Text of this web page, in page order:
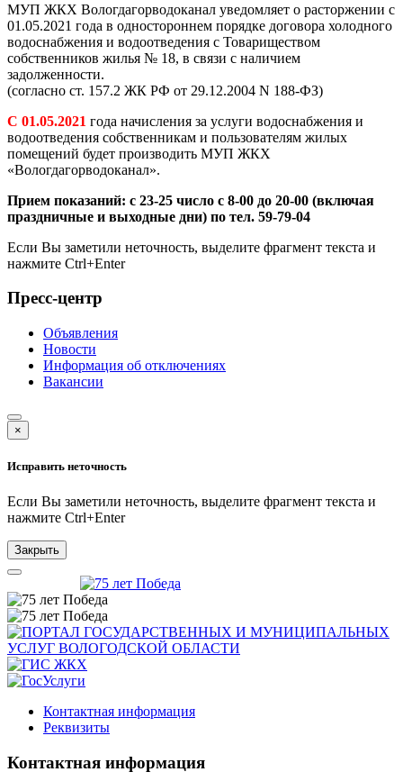
МУП ЖКХ Вологдагорводоканал уведомляет о расторжении с
01.05.2021 года в одностороннем порядке договора холодного
водоснабжения и водоотведения с Товариществом
собственников жилья № 18, в связи с наличием
задолженности.
(согласно ст. 157.2 ЖК РФ от 29.12.2004 N 188-ФЗ)
С 01.05.2021 года начисления за услуги водоснабжения и
водоотведения собственникам и пользователям жилых
помещений будет производить МУП ЖКХ
«Вологдагорводоканал».
Прием показаний: с 23-25 число с 8-00 до 20-00 (включая
праздничные и выходные дни) по тел. 59-79-04
Если Вы заметили неточность, выделите фрагмент текста и
нажмите Ctrl+Enter
Пресс-центр
Объявления
Новости
Информация об отключениях
Вакансии
×
Исправить неточность
Если Вы заметили неточность, выделите фрагмент текста и
нажмите Ctrl+Enter
Закрыть
Контактная информация
Реквизиты
Контактная информация